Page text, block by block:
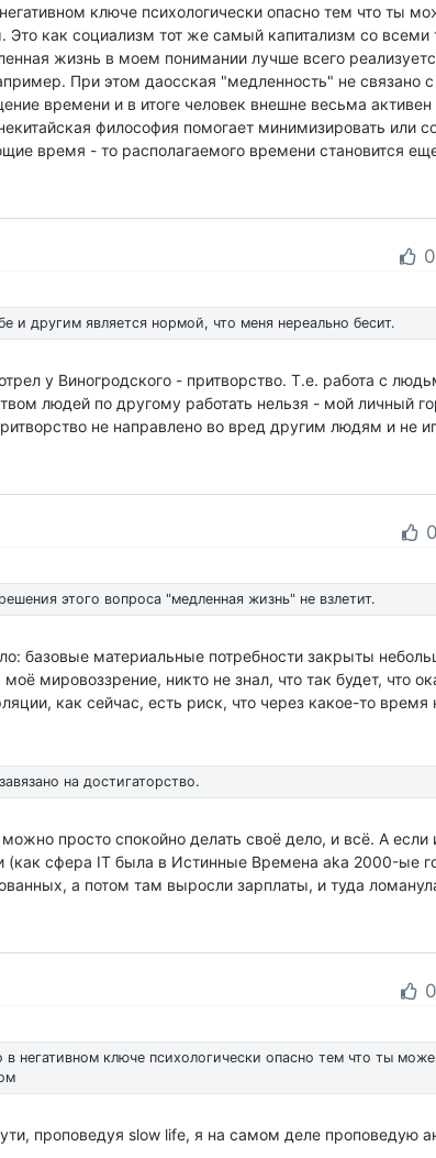
ключе психологически опасно тем что ты
как социализм тот же самый капитализм со
жизнь в моем понимании лучше всего
При этом даосская "медленность" не связано с
времени и в итоге человек внешне весьма
философия помогает минимизировать или
время - то располагаемого времени становится
0
и другим является нормой, что меня нереально бесит.
у Виногродского - притворство. Т.е. работа с
людей по другому работать нельзя - мой личный
не направлено во вред другим людям и не
0
этого вопроса "медленная жизнь" не взлетит.
базовые материальные потребности закрыты
мировоззрение, никто не знал, что так будет, что
как сейчас, есть риск, что через какое-то время
на достигаторство.
просто спокойно делать своё дело, и всё. А если
(как сфера IT была в Истинные Времена aka 2000-ые
а потом там выросли зарплаты, и туда
0
в негативном ключе психологически опасно тем что ты
проповедуя slow life, я на самом деле проповедую